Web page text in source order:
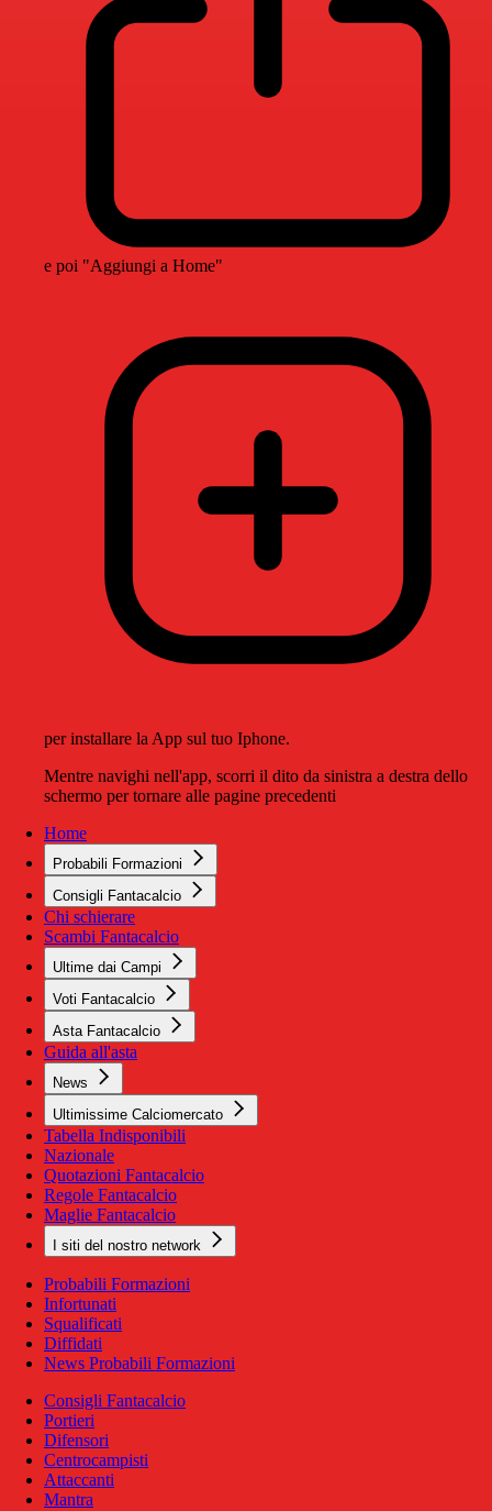
e poi "Aggiungi a Home"
per installare la App sul tuo Iphone.
Mentre navighi nell'app, scorri il dito da sinistra a destra dello
schermo per tornare alle pagine precedenti
Home
Probabili Formazioni
Consigli Fantacalcio
Chi schierare
Scambi Fantacalcio
Ultime dai Campi
Voti Fantacalcio
Asta Fantacalcio
Guida all'asta
News
Ultimissime Calciomercato
Tabella Indisponibili
Nazionale
Quotazioni Fantacalcio
Regole Fantacalcio
Maglie Fantacalcio
I siti del nostro network
Probabili Formazioni
Infortunati
Squalificati
Diffidati
News Probabili Formazioni
Consigli Fantacalcio
Portieri
Difensori
Centrocampisti
Attaccanti
Mantra